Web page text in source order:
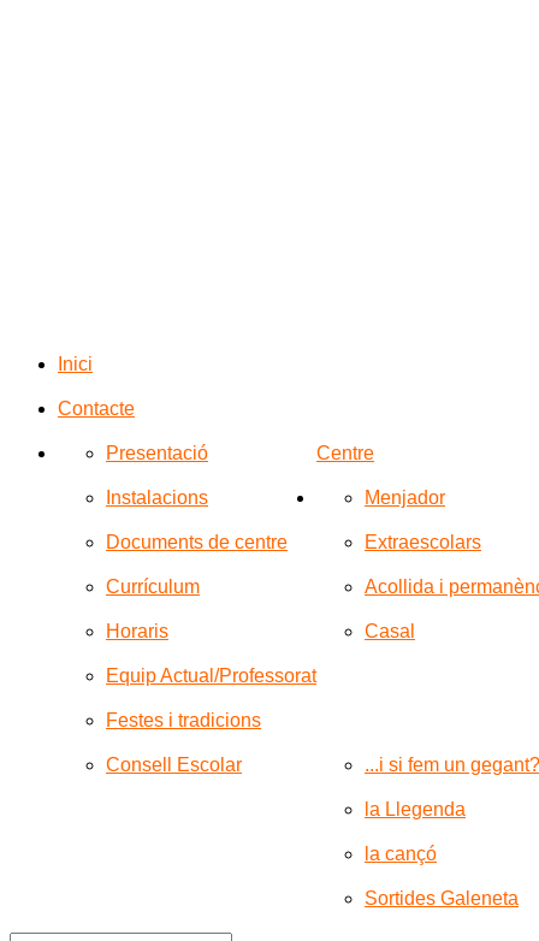
Inici
Contacte
Centre
Presentació
Instalacions
Documents de centre
Currículum
Horaris
Equip Actual/Professorat
Festes i tradicions
Consell Escolar
Menjador
Extraescolars
Acollida i
Casal
...i si fem un gegant?
la Llegenda
la cançó
Sortides Galeneta